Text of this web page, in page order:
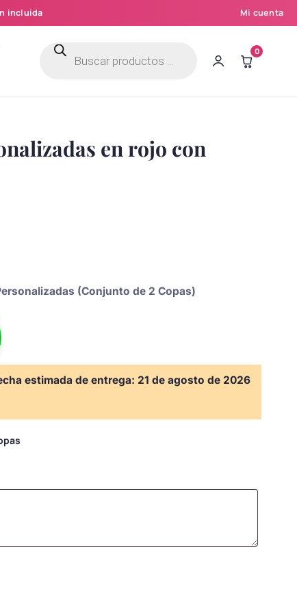
incluida Mi cuenta
Búsqueda
productos
0
en rojo con
(Conjunto de 2 Copas)
estimada de entrega: 21 de agosto de 2026